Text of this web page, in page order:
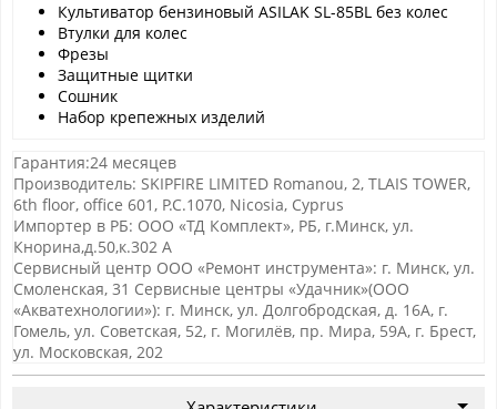
Культиватор бензиновый ASILAK SL-85BL без колес
Втулки для колес
Фрезы
Защитные щитки
Сошник
Набор крепежных изделий
Гарантия:24 месяцев
Производитель: SKIPFIRE LIMITED Romanou, 2, TLAIS TOWER,
6th floor, office 601, P.C.1070, Nicosia, Cyprus
Импортер в РБ: ООО «ТД Комплект», РБ, г.Минск, ул.
Кнорина,д.50,к.302 А
Сервисный центр ООО «Ремонт инструмента»: г. Минск, ул.
Смоленская, 31 Сервисные центры «Удачник»(ООО
«Акватехнологии»): г. Минск, ул. Долгобродская, д. 16А, г.
Гомель, ул. Советская, 52, г. Могилёв, пр. Мира, 59А, г. Брест,
ул. Московская, 202